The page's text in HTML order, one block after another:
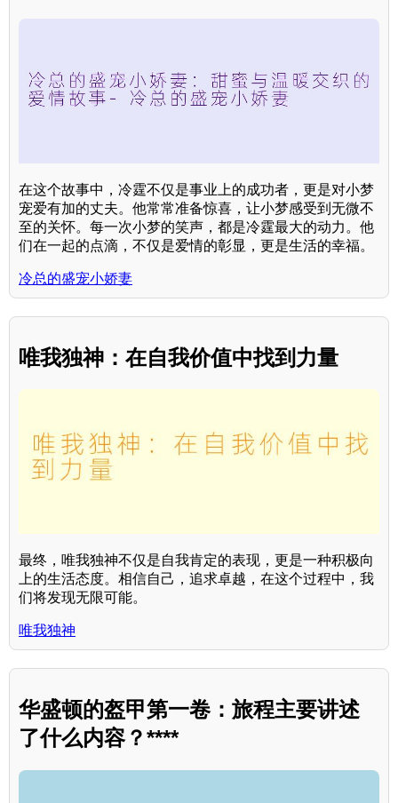
在这个故事中，冷霆不仅是事业上的成功者，更是对小梦
宠爱有加的丈夫。他常常准备惊喜，让小梦感受到无微不
至的关怀。每一次小梦的笑声，都是冷霆最大的动力。他
们在一起的点滴，不仅是爱情的彰显，更是生活的幸福。
冷总的盛宠小娇妻
唯我独神：在自我价值中找到力量
最终，唯我独神不仅是自我肯定的表现，更是一种积极向
上的生活态度。相信自己，追求卓越，在这个过程中，我
们将发现无限可能。
唯我独神
华盛顿的盔甲第一卷：旅程主要讲述
了什么内容？****